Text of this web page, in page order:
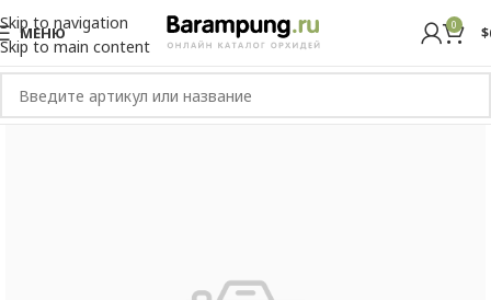
Skip to navigation
Skip to main content
МЕНЮ 0 $